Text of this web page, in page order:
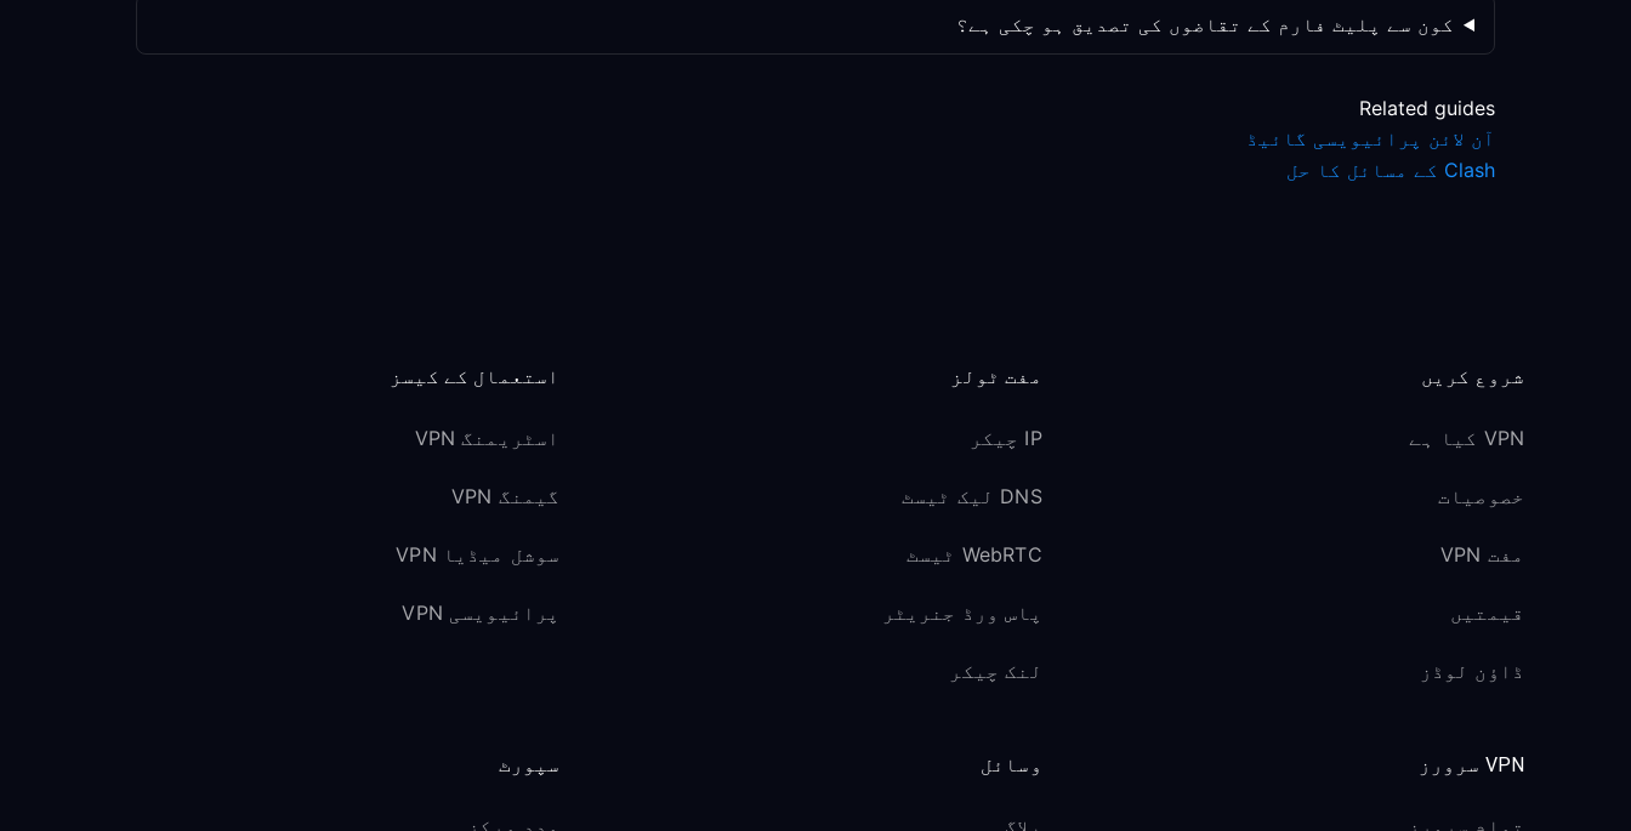
کون سے پلیٹ فارم کے تقاضوں کی تصدیق ہو چکی ہے؟
Related guides
آن لائن پرائیویسی گائیڈ
Clash کے مسائل کا حل
شروع کریں
VPN کیا ہے
خصوصیات
مفت VPN
قیمتیں
ڈاؤن لوڈز
مفت ٹولز
IP چیکر
DNS لیک ٹیسٹ
WebRTC ٹیسٹ
پاس ورڈ جنریٹر
لنک چیکر
استعمال کے کیسز
اسٹریمنگ VPN
گیمنگ VPN
سوشل میڈیا VPN
پرائیویسی VPN
VPN سرورز
تمام سرورز
وسائل
بلاگ
سپورٹ
مدد مرکز